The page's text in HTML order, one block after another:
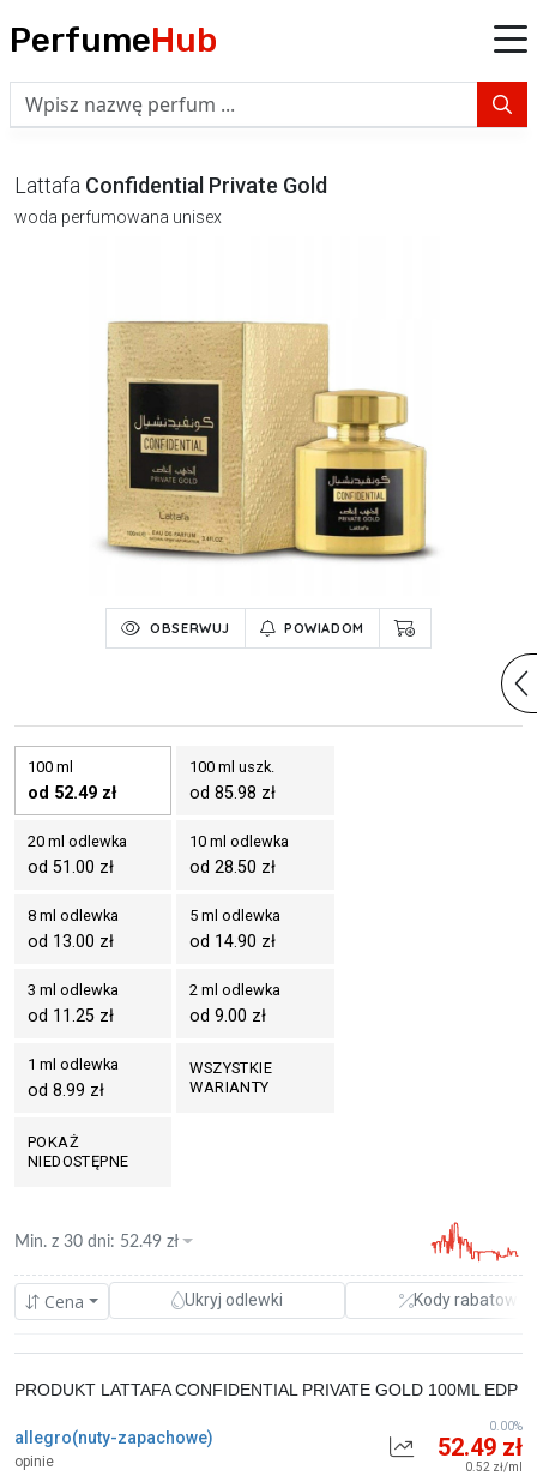
PerfumeHub
Lattafa Confidential Private Gold
woda perfumowana unisex
OBSERWUJ POWIADOM
100 ml
od 52.49 zł
100 ml uszk.
od 85.98 zł
20 ml odlewka
od 51.00 zł
10 ml odlewka
od 28.50 zł
8 ml odlewka
od 13.00 zł
5 ml odlewka
od 14.90 zł
3 ml odlewka
od 11.25 zł
2 ml odlewka
od 9.00 zł
1 ml odlewka
od 8.99 zł
WSZYSTKIE
WARIANTY
POKAŻ
NIEDOSTĘPNE
Cena Ukryj odlewki Kody rabatowe
Min. z 30 dni: 52.49 zł
allegro(nuty-zapachowe)
opinie
PRODUKT LATTAFA CONFIDENTIAL PRIVATE GOLD 100ML EDP
52.49 zł
0.52 zł/ml
0.00%